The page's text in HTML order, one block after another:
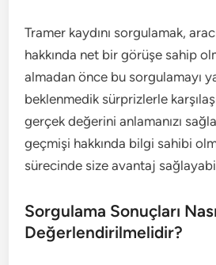
Tramer kaydını sorgulamak,
hakkında net bir görüşe sahip
almadan önce bu sorgulamayı
beklenmedik sürprizlerle
gerçek değerini anlamanızı
geçmişi hakkında bilgi sahibi
sürecinde size avantaj
Sorgulama Sonuçları
Değerlendirilmelidir?